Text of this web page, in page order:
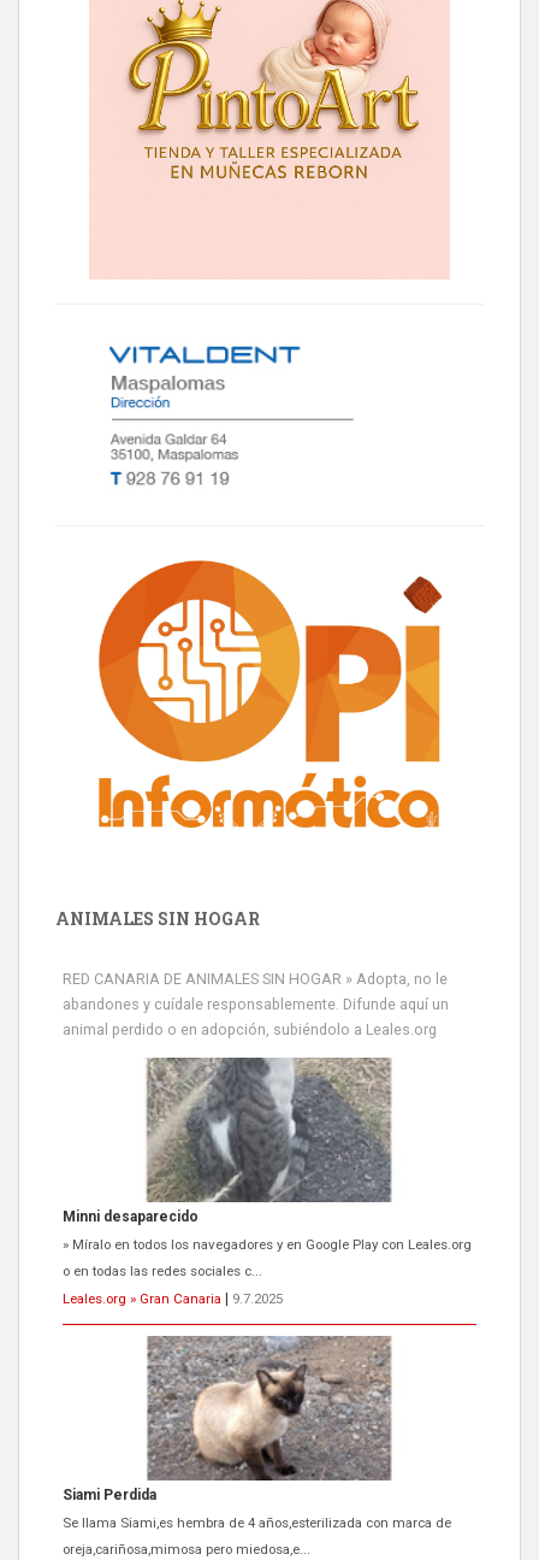
ANIMALES SIN HOGAR
RED CANARIA DE ANIMALES SIN HOGAR » Adopta, no le
abandones y cuídale responsablemente. Difunde aquí un
animal perdido o en adopción, subiéndolo a Leales.org
Minni desaparecido
» Míralo en todos los navegadores y en Google Play con Leales.org
o en todas las redes sociales c...
Leales.org » Gran Canaria
9.7.2025
Siami Perdida
Se llama Siami,es hembra de 4 años,esterilizada con marca de
oreja,cariñosa,mimosa pero miedosa,e...